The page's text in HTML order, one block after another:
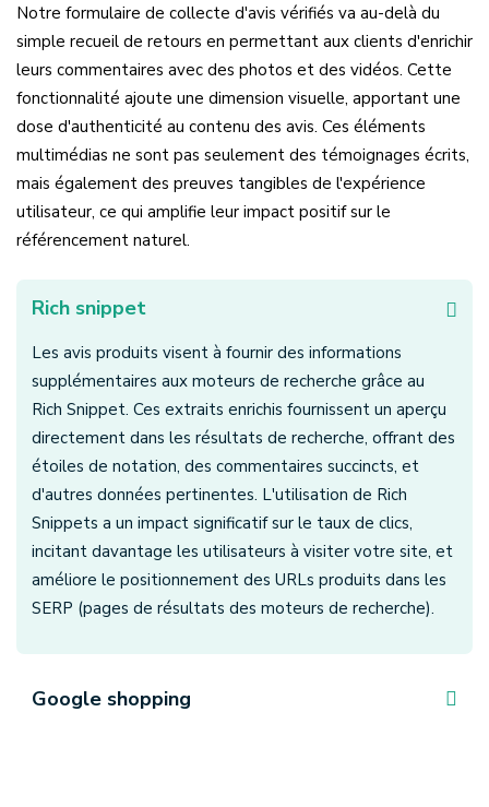
Notre formulaire de collecte d'avis vérifiés va au-delà du
simple recueil de retours en permettant aux clients d'enrichir
leurs commentaires avec des photos et des vidéos. Cette
fonctionnalité ajoute une dimension visuelle, apportant une
dose d'authenticité au contenu des avis. Ces éléments
multimédias ne sont pas seulement des témoignages écrits,
mais également des preuves tangibles de l'expérience
utilisateur, ce qui amplifie leur impact positif sur le
référencement naturel.
Rich snippet
Les avis produits visent à fournir des informations
supplémentaires aux moteurs de recherche grâce au
Rich Snippet. Ces extraits enrichis fournissent un aperçu
directement dans les résultats de recherche, offrant des
étoiles de notation, des commentaires succincts, et
d'autres données pertinentes. L'utilisation de Rich
Snippets a un impact significatif sur le taux de clics,
incitant davantage les utilisateurs à visiter votre site, et
améliore le positionnement des URLs produits dans les
SERP (pages de résultats des moteurs de recherche).
Google shopping